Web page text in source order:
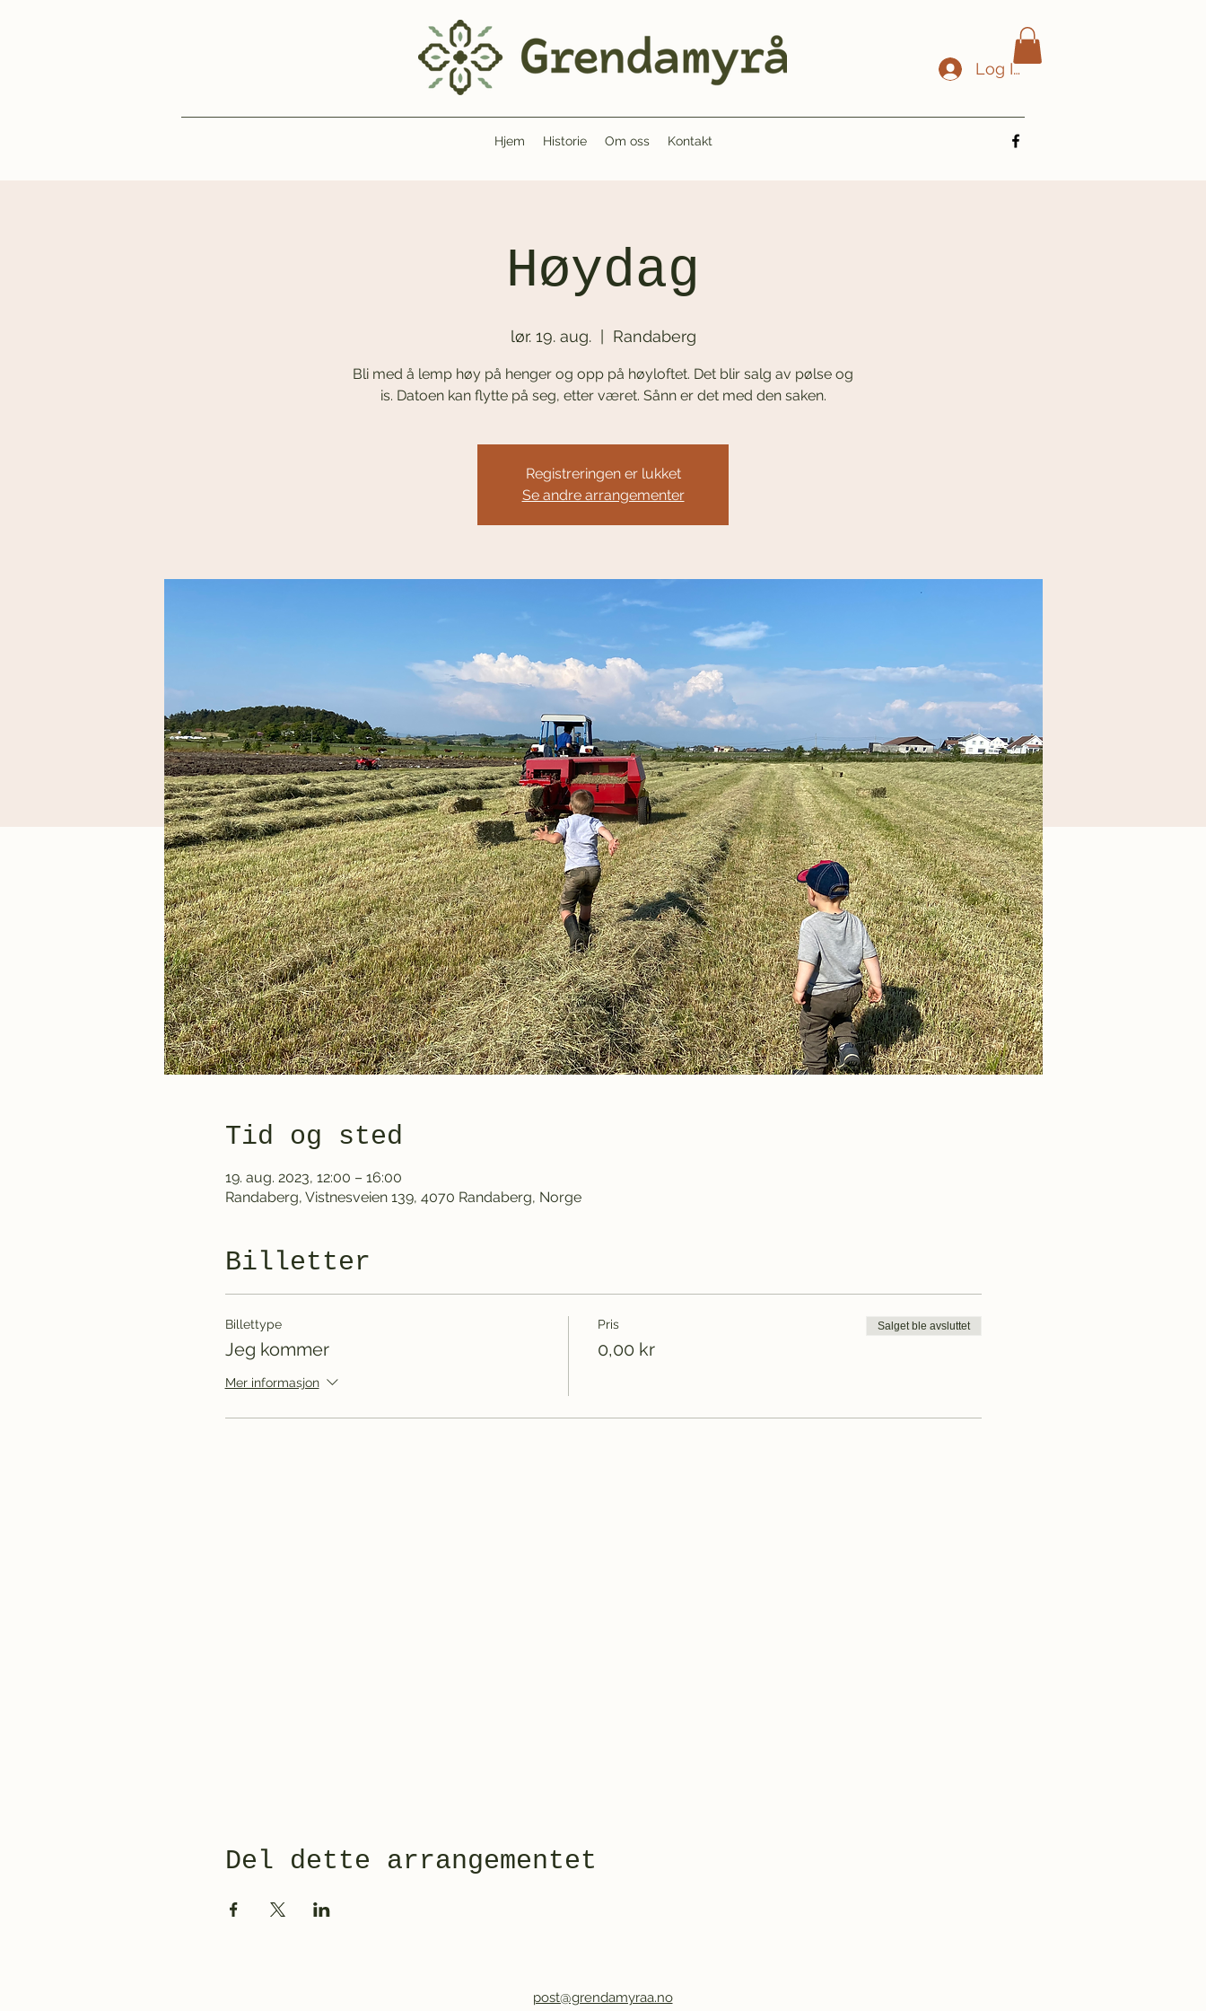
Log In
Hjem Historie Om oss Kontakt
Høydag
lør. 19. aug.
  |
Randaberg
Bli med å lemp høy på henger og opp på høyloftet. Det blir salg av pølse og
is. Datoen kan flytte på seg, etter været. Sånn er det med den saken.
Registreringen er lukket
Se andre arrangementer
Tid og sted
19. aug. 2023, 12:00 – 16:00
Randaberg, Vistnesveien 139, 4070 Randaberg, Norge
Billetter
Billettype
Jeg kommer
Mer informasjon
Pris
0,00 kr
Salget ble avsluttet
Del dette arrangementet
post@grendamyraa.no